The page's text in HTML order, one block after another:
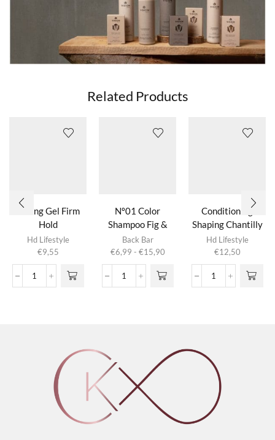
Related Products
Strong Gel Firm
Hold
Hd Lifestyle
€9,55
Strong
Nº01 Color
Shampoo Fig &
Almond
Back Bar
€6,99 - €15,90Prijsklasse:
tot
Nº01
heeft
meerdere
Deze optie
Conditioning
Shaping Chantilly
Hd Lifestyle
€12,50
Conditioning